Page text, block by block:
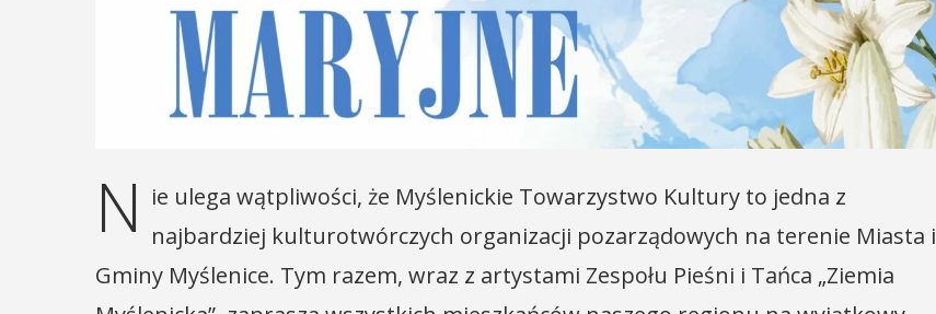
N ie ulega wątpliwości, że Myślenickie Towarzystwo Kultury to jedna z
najbardziej kulturotwórczych organizacji pozarządowych na terenie Miasta i
Gminy Myślenice. Tym razem, wraz z artystami Zespołu Pieśni i Tańca „Ziemia